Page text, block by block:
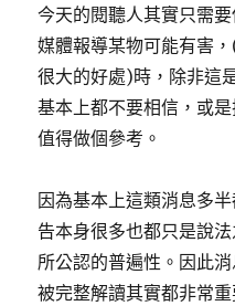
今天的閱聽人其實只需
媒體報導某物可能有害
很大的好處)時，除非這
基本上都不要相信，或
值得做個參考。
因為基本上這類消息多
告本身很多也都只是說
所公認的普遍性。因此
被完整解讀其實都非常重